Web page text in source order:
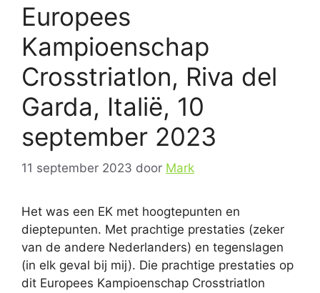
Europees
Kampioenschap
Crosstriatlon, Riva del
Garda, Italië, 10
september 2023
11 september 2023 door Mark
Het was een EK met hoogtepunten en
dieptepunten. Met prachtige prestaties (zeker
van de andere Nederlanders) en tegenslagen
(in elk geval bij mij). Die prachtige prestaties op
dit Europees Kampioenschap Crosstriatlon